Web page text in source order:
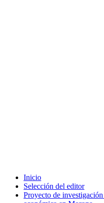
Inicio
Selección del editor
Proyecto de